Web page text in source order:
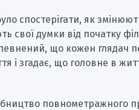
спостерігати, як
свої думки від початку
що кожен глядач
і згадає, що головне в
повнометражного